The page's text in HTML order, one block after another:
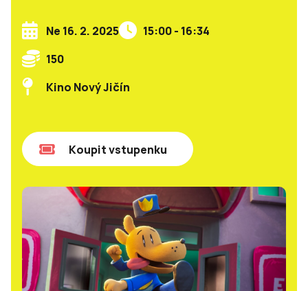
Ne 16. 2. 2025
15:00 - 16:34
150
Kino Nový Jičín
Koupit vstupenku